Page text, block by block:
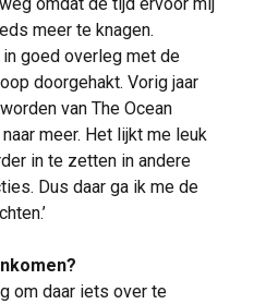
meer te knagen.
goed overleg met de
doorgehakt. Vorig jaar
van The Ocean
meer. Het lijkt me leuk
in te zetten in andere
Dus daar ga ik me de
om daar iets over te